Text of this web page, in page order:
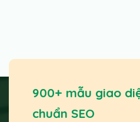
900+ mẫu giao
chuẩn SEO